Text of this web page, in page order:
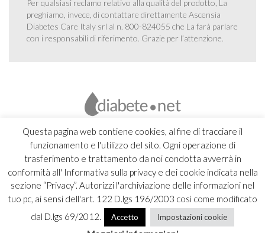
Questa pagina web contiene cookies, al fine di tracciare il
funzionamento e l'utilizzo del sito. Ogni operazione di
trasferimento e trattamento da noi condotta avverrà in
conformità all' Informativa sulla privacy e dei cookie indicata nella
sezione “Privacy”. Autorizzi l'archiviazione delle informazioni nel
tuo pc, ai sensi dell'art. 122 D.lgs 196/2003 così come modificato
dal D.lgs 69/2012.
Accetto Impostazioni cookie
Per qualsiasi reclamo relativo alla qualità del prodotto, La
preghiamo, invece, di contattare direttamente Ascensia
Diabetes Care Italy srl al n. 800-824055 che La farà parlare
con i responsabili di riferimento. Grazie per l’attenzione.
Copyright 2026 Ascensia Diabetes Care Italy srl |Credits